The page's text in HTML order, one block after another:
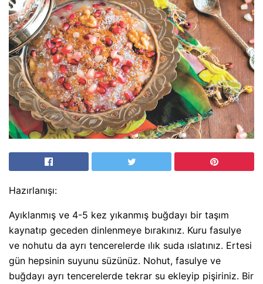
Hazırlanışı:
Ayıklanmış ve 4-5 kez yıkanmış buğdayı bir taşım
kaynatıp geceden dinlenmeye bırakınız. Kuru fasulye
ve nohutu da ayrı tencerelerde ılık suda ıslatınız. Ertesi
gün hepsinin suyunu süzünüz. Nohut, fasulye ve
buğdayı ayrı tencerelerde tekrar su ekleyip pişiriniz. Bir